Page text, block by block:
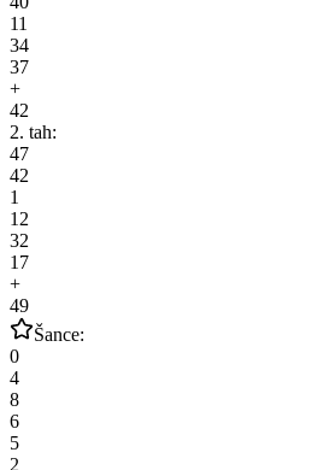
11
34
37
+
42
2. tah:
47
42
1
12
32
17
+
49
Šance:
0
4
8
6
5
2